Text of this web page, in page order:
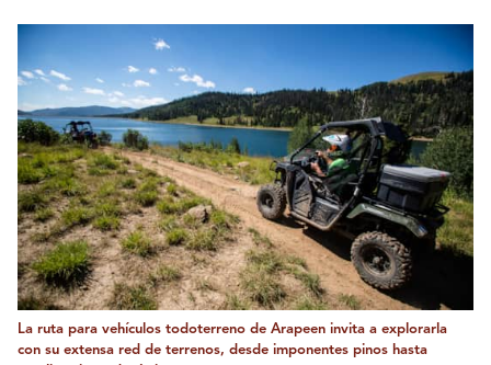
La ruta para vehículos todoterreno de Arapeen invita a explorarla
con su extensa red de terrenos, desde imponentes pinos hasta